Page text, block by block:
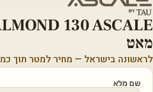
130 ASCALE
מאט
לראשונה בישראל — מחיר למטר תוך
שם מלא